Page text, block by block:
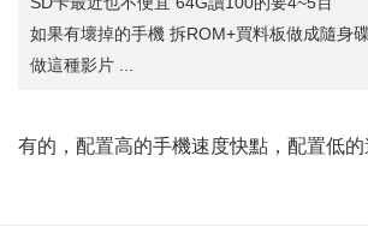
如果有壞掉的手機 拆ROM+買料板做成隨身
做這種影片 ...
有的，配置高的手機速度快點，配置低的